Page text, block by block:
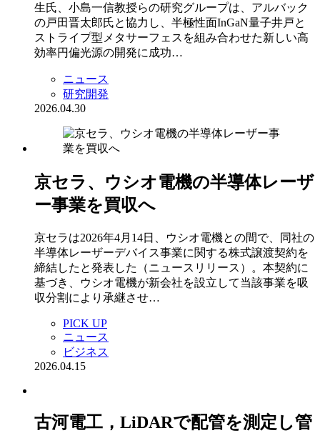
生氏、小島一信教授らの研究グループは、アルバック
の戸田晋太郎氏と協力し、半極性面InGaN量子井戸と
ストライプ型メタサーフェスを組み合わせた新しい高
効率円偏光源の開発に成功…
ニュース
研究開発
2026.04.30
京セラ、ウシオ電機の半導体レーザ
ー事業を買収へ
京セラは2026年4月14日、ウシオ電機との間で、同社の
半導体レーザーデバイス事業に関する株式譲渡契約を
締結したと発表した（ニュースリリース）。本契約に
基づき、ウシオ電機が新会社を設立して当該事業を吸
収分割により承継させ…
PICK UP
ニュース
ビジネス
2026.04.15
古河電工，LiDARで配管を測定し管